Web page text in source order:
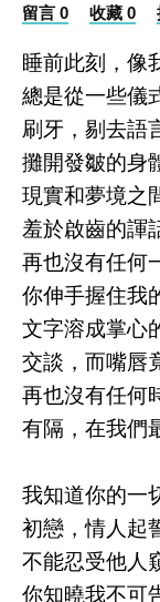
留言 0 收藏 0
睡前此刻，像
總是從一些儀
刷牙，剔去語
攤開發皺的身
現實和夢境之
羞於啟齒的
再也沒有任何
你伸手握住我
文字溶成掌心
交談，而嘴唇
再也沒有任何
有隔，在我們
我知道你的一
初戀，情人起
不能忍受他人
你知曉我不可